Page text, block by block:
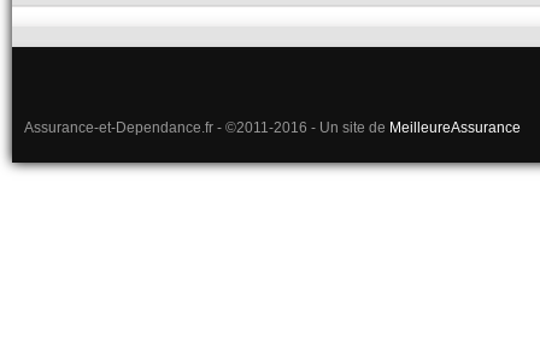
Assurance-et-Dependance.fr - ©2011-2016 - Un site de MeilleureAssurance